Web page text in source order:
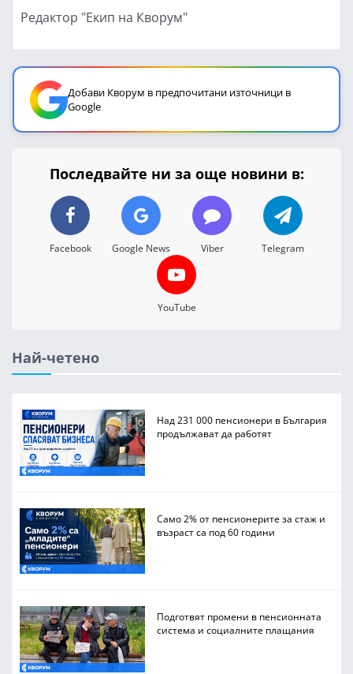
Редактор "Екип на Кворум"
Добави Кворум в предпочитани източници в
Google
Последвайте ни за още новини в:
Facebook Google News Viber Telegram
YouTube
Най-четено
Над 231 000 пенсионери в България
продължават да работят
Само 2% от пенсионерите за стаж и
възраст са под 60 години
Подготвят промени в пенсионната
система и социалните плащания